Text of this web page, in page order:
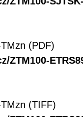
(PDF)
ZTM100-
(TIFF)